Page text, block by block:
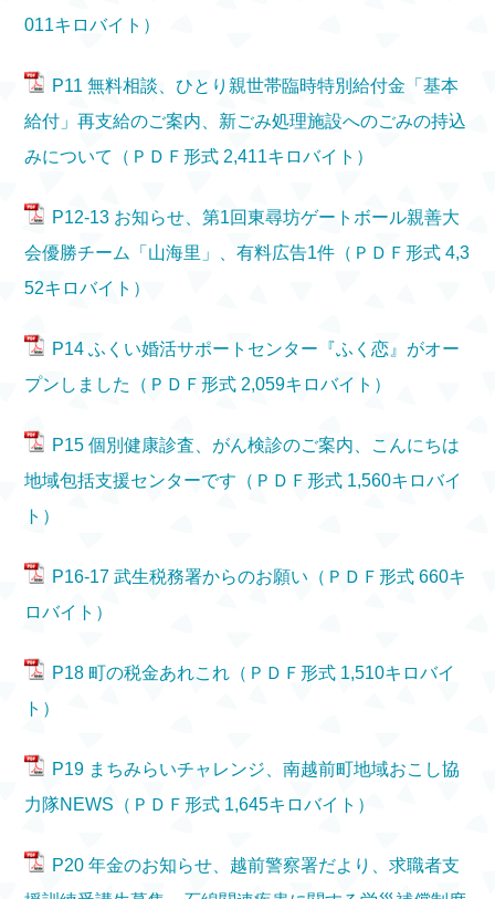
011キロバイト）
P11 無料相談、ひとり親世帯臨時特別給付金「基本
給付」再支給のご案内、新ごみ処理施設へのごみの持込
みについて（ＰＤＦ形式 2,411キロバイト）
P12-13 お知らせ、第1回東尋坊ゲートボール親善大
会優勝チーム「山海里」、有料広告1件（ＰＤＦ形式 4,3
52キロバイト）
P14 ふくい婚活サポートセンター『ふく恋』がオー
プンしました（ＰＤＦ形式 2,059キロバイト）
P15 個別健康診査、がん検診のご案内、こんにちは
地域包括支援センターです（ＰＤＦ形式 1,560キロバイ
ト）
P16-17 武生税務署からのお願い（ＰＤＦ形式 660キ
ロバイト）
P18 町の税金あれこれ（ＰＤＦ形式 1,510キロバイ
ト）
P19 まちみらいチャレンジ、南越前町地域おこし協
力隊NEWS（ＰＤＦ形式 1,645キロバイト）
P20 年金のお知らせ、越前警察署だより、求職者支